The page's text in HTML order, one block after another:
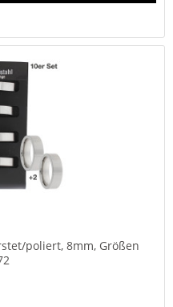
poliert, 8mm, Größen